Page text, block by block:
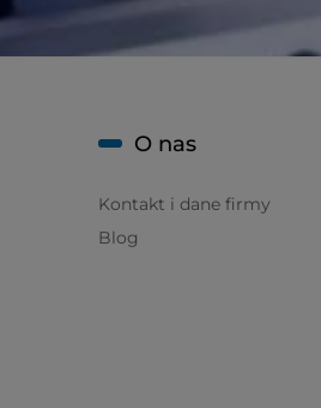
O nas
Kontakt i dane firmy
Blog